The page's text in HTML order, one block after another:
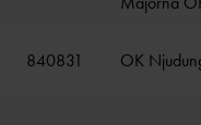
840831 OK